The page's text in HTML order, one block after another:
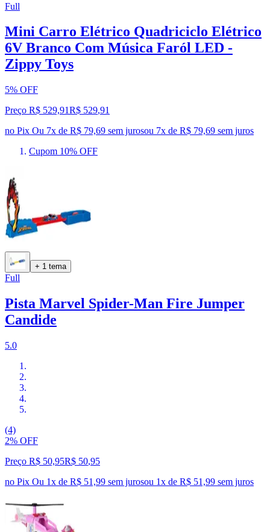
Full
Mini Carro Elétrico Quadriciclo Elétrico
6V Branco Com Música Faról LED -
Zippy Toys
5% OFF
Preço R$ 529,91R$ 529,91
no Pix Ou 7x de R$ 79,69 sem jurosou 7x de R$ 79,69 sem juros
Cupom 10% OFF
+ 1 tema
Full
Pista Marvel Spider-Man Fire Jumper
Candide
5.0
(4)
2% OFF
Preço R$ 50,95R$ 50,95
no Pix Ou 1x de R$ 51,99 sem jurosou 1x de R$ 51,99 sem juros